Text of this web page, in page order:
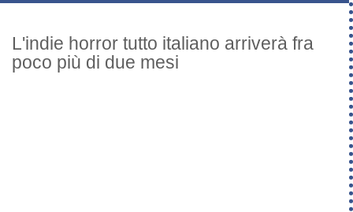
L'indie horror tutto italiano arriverà fra
poco più di due mesi